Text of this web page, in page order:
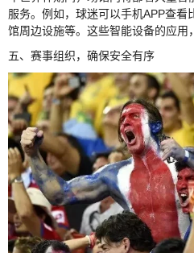
服务。例如，球迷可以手机APP查
馆周边设施等。这些智能设备的应用
五、赛事组织，确保安全有序